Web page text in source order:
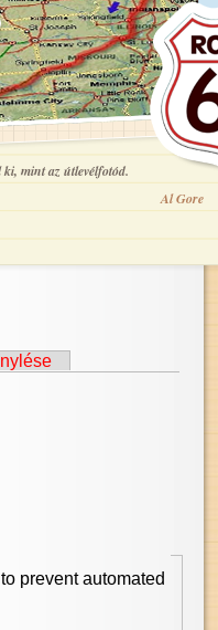
ki, mint az útlevélfotód.
Al Gore
prevent automated